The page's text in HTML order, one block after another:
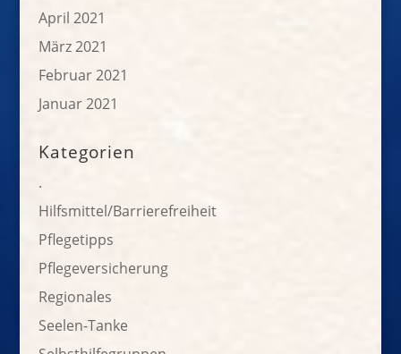
April 2021
März 2021
Februar 2021
Januar 2021
Kategorien
.
Hilfsmittel/Barrierefreiheit
Pflegetipps
Pflegeversicherung
Regionales
Seelen-Tanke